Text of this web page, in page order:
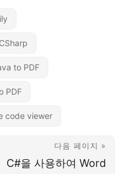
to PDF
PDF
code viewer
다음 페이지 »
C#을 사용하여 Word